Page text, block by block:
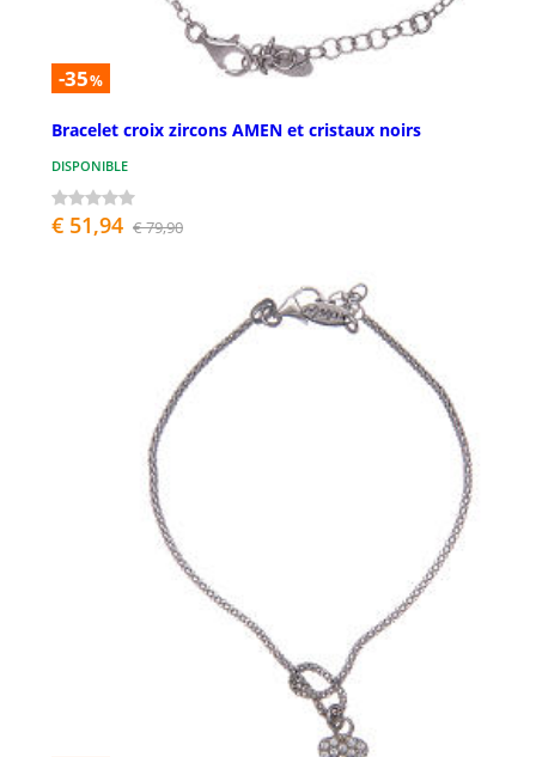
-35%
Bracelet croix zircons AMEN et cristaux noirs
DISPONIBLE
€ 51,94 € 79,90